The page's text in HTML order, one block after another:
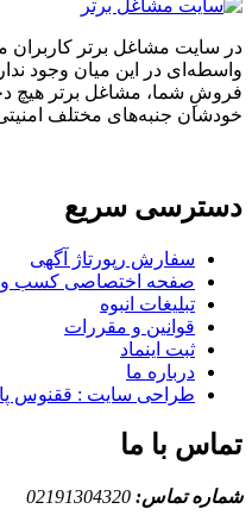
در سایت مشاغل برتر کاربران
واسطه‌ای در این میان وجود
فروشِ شما، مشاغل برتر هیچ
خودشان جنبه‌های مختلف
دسترسی سریع
سفارش رپورتاژ آگهی
صفحه اختصاصی کسب و
تبلیغات انبوه
قوانین و مقررات
ثبت اینماد
درباره ما
طراحی سایت : ققنوس
تماس با ما
شماره تماس: 02191304320